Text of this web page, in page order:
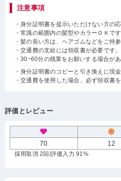
注意事項
・身分証明書を提示いただけない方の
・常識の範囲内の髪型やカラーＯＫです
・髪の長い方は、ヘアゴムなどをご持
・交通費の支給には領収書が必要です。
・30~60分の残業をお願いする場合が
・身分証明書のコピーと引き換えに現
・交通費を使用した場合、必ず領収
評価とレビュー
70 12
採用取消 2回 /評価入力 91%